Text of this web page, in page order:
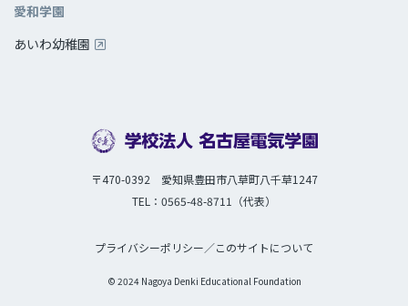
愛和学園
あいわ幼稚園
〒470-0392 愛知県豊田市八草町八千草1247
TEL：0565-48-8711（代表）
プライバシーポリシー／このサイトについて
© 2024 Nagoya Denki Educational Foundation